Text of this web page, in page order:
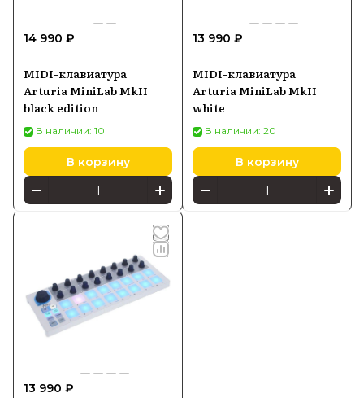
14 990 ₽
MIDI-клавиатура
Arturia MiniLab MkII
black edition
В наличии: 10
В корзину
13 990 ₽
MIDI-клавиатура
Arturia MiniLab MkII
white
В наличии: 20
В корзину
13 990 ₽